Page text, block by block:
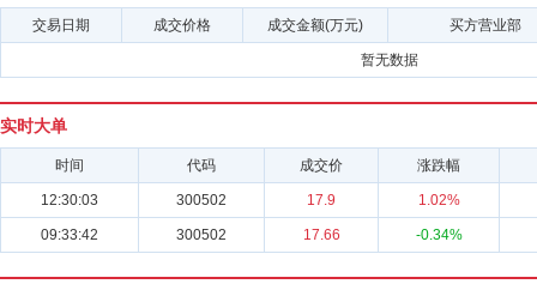
交易日期 成交价格 成交金额(万元) 买方营业部
暂无数据
实时大单
时间 代码 成交价 涨跌幅
12:30:03 300502 17.9 1.02%
09:33:42 300502 17.66 -0.34%